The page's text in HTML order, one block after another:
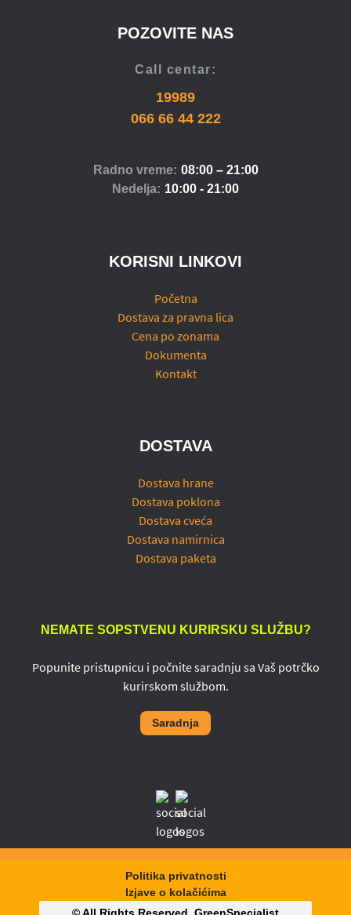
POZOVITE NAS
Call centar:
19989
066 66 44 222
Radno vreme: 08:00 – 21:00
Nedelja: 10:00 - 21:00
KORISNI LINKOVI
Početna
Dostava za pravna lica
Cena po zonama
Dokumenta
Kontakt
DOSTAVA
Dostava hrane
Dostava poklona
Dostava cveća
Dostava namirnica
Dostava paketa
NEMATE SOPSTVENU KURIRSKU SLUŽBU?
Popunite pristupnicu i počnite saradnju sa Vaš potrčko
kurirskom službom.
Saradnja
Politika privatnosti
Izjave o kolačićima